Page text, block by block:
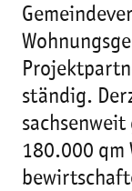
ständig.
180.000 qm